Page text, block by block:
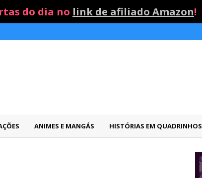
do dia no link de afiliado Amazon!
ANIMES E MANGÁS HISTÓRIAS EM QUADRINHOS